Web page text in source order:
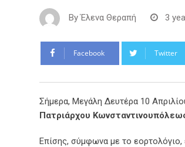
ByΈλενα Θεραπή 3
Facebook Twitter
Σήμερα, Μεγάλη Δευτέρα 10
Πατριάρχου
Επίσης, σύμφωνα με το εορτολόγιο,